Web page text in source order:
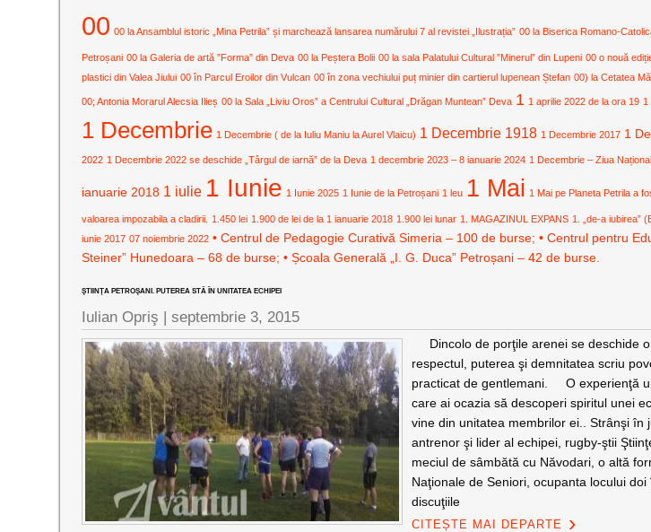
00 00 la Ansamblul istoric „Mina Petrila” și marchează lansarea numărului 7 al revistei „Ilustrația” 00 la Biserica Romano-
Petroșani 00 la Galeria de artă ”Forma” din Deva 00 la Peștera Bolii 00 la sala Palatului Cultural ”Minerul” din Lupeni 00 o nouă
plastici din Valea Jiului 00 în Parcul Eroilor din Vulcan 00 în zona vechiului puț minier din cartierul lupenean Ștefan 00) la Cetatea
00; Antonia Morarul Alecsia Ilieș 00 la Sala „Liviu Oros” a Centrului Cultural „Drăgan Muntean” Deva 1 1 aprilie 2022 de la ora 19 1
1 Decembrie 1 Decembrie ( de la Iuliu Maniu la Aurel Vlaicu) 1 Decembrie 1918 1 Decembrie 2017 1
2022 1 Decembrie 2022 se deschide „Târgul de iarnă” de la Deva 1 decembrie 2023 – 8 ianuarie 2024 1 Decembrie – Ziua
ianuarie 2018 1 iulie 1 Iunie 1 Iunie 2025 1 Iunie de la Petroșani 1 leu 1 Mai 1 Mai pe Planeta Petrila a
valoarea impozabila a cladirii. 1.450 lei 1.900 de lei de la 1 ianuarie 2018 1.900 lei lunar 1. MAGAZINUL EXPANS 1. „de-a iubirea”
iunie 2017 07 noiembrie 2022 • Centrul de Pedagogie Curativă Simeria – 100 de burse; • Centrul pentru
Steiner” Hunedoara – 68 de burse; • Școala Generală „I. G. Duca” Petroșani – 42 de burse.
ŞTIINŢA PETROŞANI. PUTEREA STĂ ÎN UNITATEA ECHIPEI
Iulian Opriş |septembrie 3, 2015
Dincolo de porţile arenei se deschide
respectul, puterea şi demnitatea scriu
practicat de gentlemani. O experienţă
care ai ocazia să descoperi spiritul unei
vine din unitatea membrilor ei.. Strânşi în
antrenor şi lider al echipei, rugby-ştii
meciul de sâmbătă cu Năvodari, o altă
Naţionale de Seniori, ocupanta locului
discuţiile
CITEȘTE MAI DEPARTE